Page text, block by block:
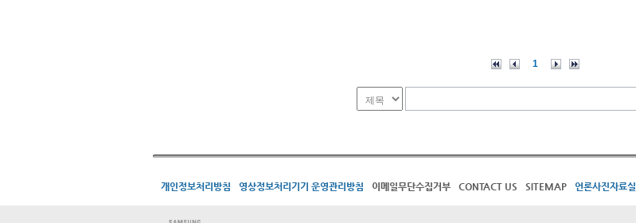
1
개인정보처리방침 영상정보처리기기 운영관리방침 이메일무단수집거부 CONTACT US SITEMAP 언론사진자료실